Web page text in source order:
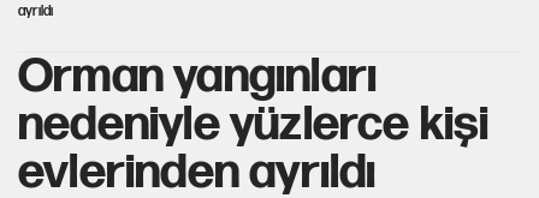
ayrıldı
Orman yangınları
nedeniyle yüzlerce kişi
evlerinden ayrıldı